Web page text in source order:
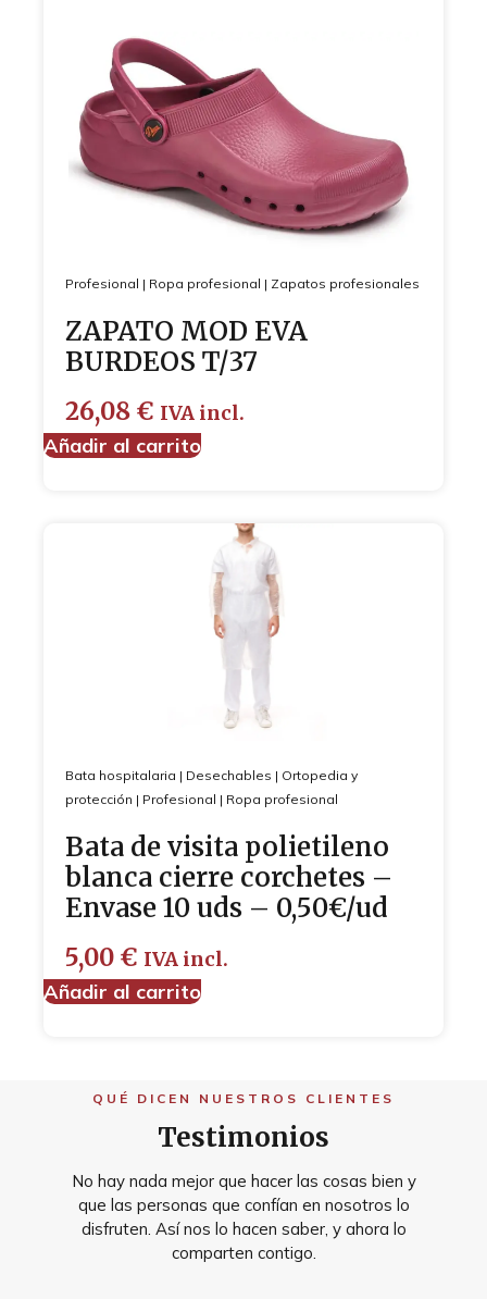
Profesional | Ropa profesional | Zapatos profesionales
ZAPATO MOD EVA
BURDEOS T/37
26,08 € IVA incl.
Añadir al carrito
Bata hospitalaria | Desechables | Ortopedia y
protección | Profesional | Ropa profesional
Bata de visita polietileno
blanca cierre corchetes –
Envase 10 uds – 0,50€/ud
5,00 € IVA incl.
Añadir al carrito
QUÉ DICEN NUESTROS CLIENTES
Testimonios
No hay nada mejor que hacer las cosas bien y
que las personas que confían en nosotros lo
disfruten. Así nos lo hacen saber, y ahora lo
comparten contigo.